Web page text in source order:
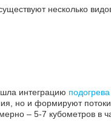
несколько
интеграцию подогрева
но и формируют
– 5-7 кубометров в